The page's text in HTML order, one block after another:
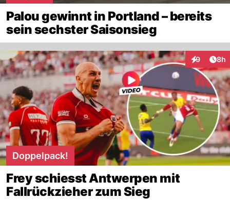
Palou gewinnt in Portland – bereits
sein sechster Saisonsieg
9 8h
Doppelpack!
Frey schiesst Antwerpen mit
Fallrückzieher zum Sieg